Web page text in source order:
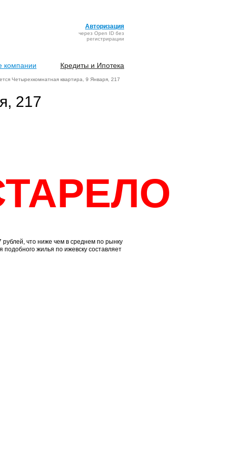
Авторизация
через Open ID без
регистрирации
Кредиты и Ипотека
компании
Четырехкомнатная квартира, 9 Января, 217
217
что ниже чем в среднем по рынку
жилья по ижевску составляет